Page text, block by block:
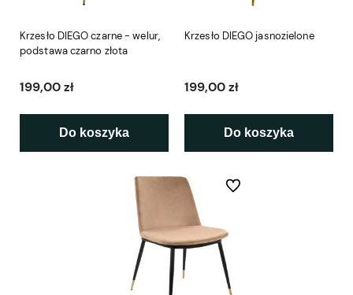
Krzesło DIEGO czarne - welur,
podstawa czarno złota
199,00 zł
Do koszyka
Krzesło DIEGO jasnozielone
199,00 zł
Do koszyka
Do ulubionych